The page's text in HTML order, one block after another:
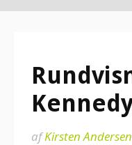
afKirsten Andersen